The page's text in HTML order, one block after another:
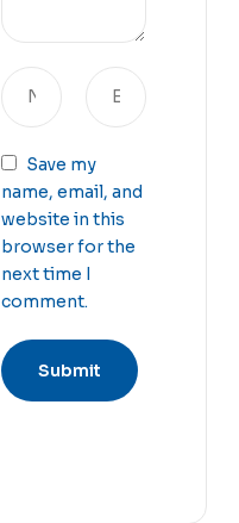
Save my
name, email, and
website in this
browser for the
next time I
comment.